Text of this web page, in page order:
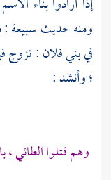
ومنه حديثسبيعة:
في بني فلان :
؛ وأنشد :
وهم قتلوا الطائي